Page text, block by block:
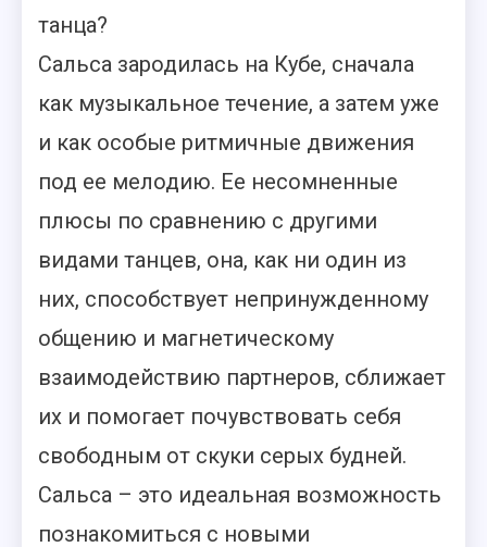
танца?
Сальса зародилась на Кубе, сначала
как музыкальное течение, а затем уже
и как особые ритмичные движения
под ее мелодию. Ее несомненные
плюсы по сравнению с другими
видами танцев, она, как ни один из
них, способствует непринужденному
общению и магнетическому
взаимодействию партнеров, сближает
их и помогает почувствовать себя
свободным от скуки серых будней.
Сальса – это идеальная возможность
познакомиться с новыми